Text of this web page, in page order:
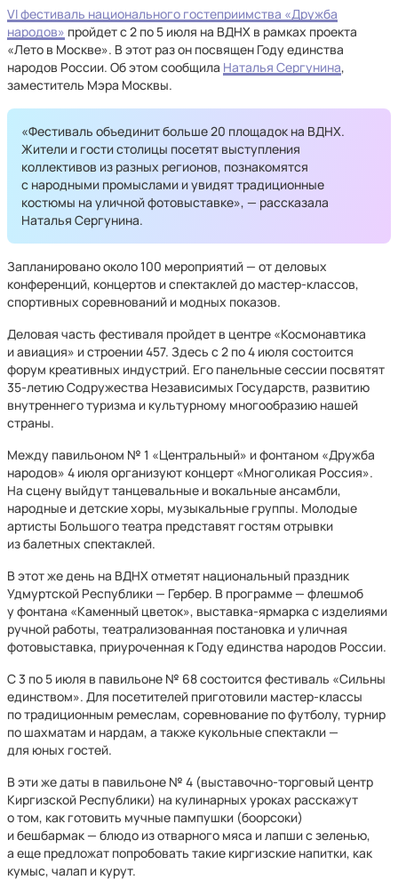
VI фестиваль национального гостеприимства «Дружба
народов» пройдет с 2 по 5 июля на ВДНХ в рамках проекта
«Лето в Москве». В этот раз он посвящен Году единства
народов России. Об этом сообщила Наталья Сергунина,
заместитель Мэра Москвы.
«Фестиваль объединит больше 20 площадок на ВДНХ.
Жители и гости столицы посетят выступления
коллективов из разных регионов, познакомятся
с народными промыслами и увидят традиционные
костюмы на уличной фотовыставке», — рассказала
Наталья Сергунина.
Запланировано около 100 мероприятий — от деловых
конференций, концертов и спектаклей до мастер-классов,
спортивных соревнований и модных показов.
Деловая часть фестиваля пройдет в центре «Космонавтика
и авиация» и строении 457. Здесь с 2 по 4 июля состоится
форум креативных индустрий. Его панельные сессии посвятят
35-летию Содружества Независимых Государств, развитию
внутреннего туризма и культурному многообразию нашей
страны.
Между павильоном № 1 «Центральный» и фонтаном «Дружба
народов» 4 июля организуют концерт «Многоликая Россия».
На сцену выйдут танцевальные и вокальные ансамбли,
народные и детские хоры, музыкальные группы. Молодые
артисты Большого театра представят гостям отрывки
из балетных спектаклей.
В этот же день на ВДНХ отметят национальный праздник
Удмуртской Республики — Гербер. В программе — флешмоб
у фонтана «Каменный цветок», выставка-ярмарка с изделиями
ручной работы, театрализованная постановка и уличная
фотовыставка, приуроченная к Году единства народов России.
С 3 по 5 июля в павильоне № 68 состоится фестиваль «Сильны
единством». Для посетителей приготовили мастер-классы
по традиционным ремеслам, соревнование по футболу, турнир
по шахматам и нардам, а также кукольные спектакли —
для юных гостей.
В эти же даты в павильоне № 4 (выставочно-торговый центр
Киргизской Республики) на кулинарных уроках расскажут
о том, как готовить мучные пампушки (боорсоки)
и бешбармак — блюдо из отварного мяса и лапши с зеленью,
а еще предложат попробовать такие киргизские напитки, как
кумыс, чалап и курут.